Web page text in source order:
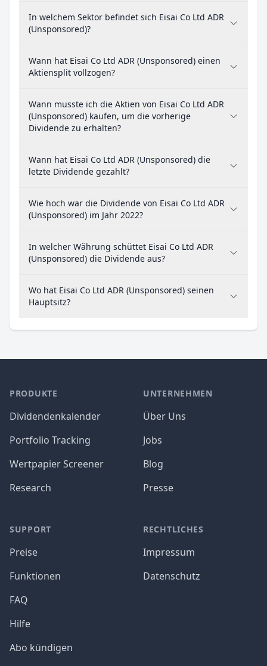
In welchem Sektor befindet sich Eisai Co Ltd ADR
(Unsponsored)?
Wann hat Eisai Co Ltd ADR (Unsponsored) einen
Aktiensplit vollzogen?
Wann musste ich die Aktien von Eisai Co Ltd ADR
(Unsponsored) kaufen, um die vorherige
Dividende zu erhalten?
Wann hat Eisai Co Ltd ADR (Unsponsored) die
letzte Dividende gezahlt?
Wie hoch war die Dividende von Eisai Co Ltd ADR
(Unsponsored) im Jahr 2022?
In welcher Währung schüttet Eisai Co Ltd ADR
(Unsponsored) die Dividende aus?
Wo hat Eisai Co Ltd ADR (Unsponsored) seinen
Hauptsitz?
PRODUKTE
Dividendenkalender
Portfolio Tracking
Wertpapier Screener
Research
SUPPORT
Preise
Funktionen
FAQ
Hilfe
Abo kündigen
UNTERNEHMEN
Über Uns
Jobs
Blog
Presse
RECHTLICHES
Impressum
Datenschutz